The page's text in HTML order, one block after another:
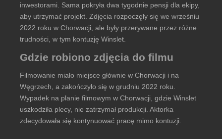
inwestorami. Sama pokryła dwa tygodnie pensji dla ekipy,
aby utrzymać projekt. Zdjęcia rozpoczęły się we wrześniu
2022 roku w Chorwacji, ale były przerywane przez różne
trudności, w tym kontuzję Winslet.
Gdzie robiono zdjęcia do filmu
Filmowanie miało miejsce głównie w Chorwacji i na
Węgrzech, a zakończyło się w grudniu 2022 roku.
Wypadek na planie filmowym w Chorwacji, gdzie Winslet
uszkodziła plecy, nie zatrzymał produkcji. Aktorka
zdecydowała się kontynuować pracę mimo kontuzji.